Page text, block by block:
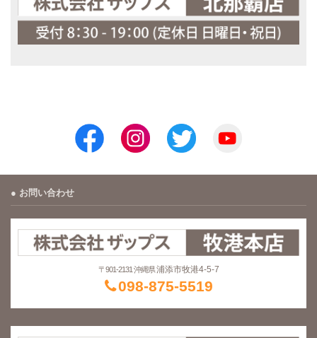
お問い合わせ
〒901-2131 沖縄県 浦添市牧港4-5-7
098-875-5519